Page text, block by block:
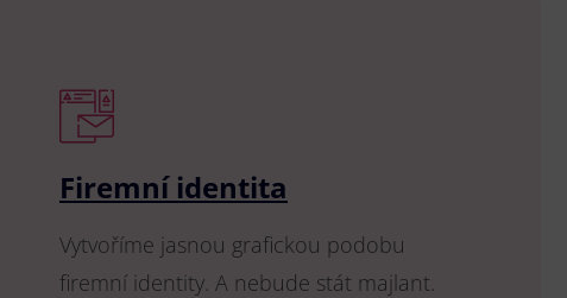
Firemní identita
Vytvoříme jasnou grafickou podobu
firemní identity. A nebude stát majlant.